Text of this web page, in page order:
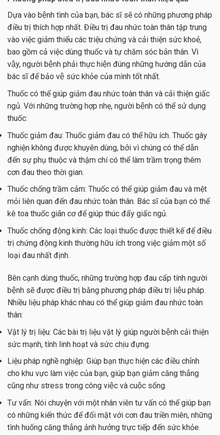
Dựa vào bệnh tình của bạn, bác sĩ sẽ có những phương pháp
điều trị thích hợp nhất. Điều trị đau nhức toàn thân tập trung
vào việc giảm thiểu các triệu chứng và cải thiện sức khoẻ,
bao gồm cả việc dùng thuốc và tự chăm sóc bản thân. Vì
vậy, người bệnh phải thực hiện đúng những hướng dẫn của
bác sĩ để bảo vệ sức khỏe của mình tốt nhất.
Thuốc có thể giúp giảm đau nhức toàn thân và cải thiện giấc
ngủ. Với những trường hợp nhẹ, người bệnh có thể sử dụng
thuốc:
Thuốc giảm đau: Thuốc giảm đau có thể hữu ích. Thuốc gây
nghiện không được khuyên dùng, bởi vì chúng có thể dẫn
đến sự phụ thuộc và thậm chí có thể làm trầm trọng thêm
cơn đau theo thời gian.
Thuốc chống trầm cảm: Thuốc có thể giúp giảm đau và mệt
mỏi liên quan đến đau nhức toàn thân. Bác sĩ của bạn có thể
kê toa thuốc giãn cơ để giúp thúc đẩy giấc ngủ.
Thuốc chống động kinh: Các loại thuốc được thiết kế để điều
trị chứng động kinh thường hữu ích trong việc giảm một số
loại đau nhất định.
Bên cạnh dùng thuốc, những trường hợp đau cấp tính người
bệnh sẽ được điều trị bằng phương pháp điều trị liệu pháp.
Nhiều liệu pháp khác nhau có thể giúp giảm đau nhức toàn
thân:
Vật lý trị liệu: Các bài trị liệu vật lý giúp người bệnh cải thiện
sức mạnh, tính linh hoạt và sức chịu đựng.
Liệu pháp nghề nghiệp: Giúp bạn thực hiện các điều chỉnh
cho khu vực làm việc của bạn, giúp bạn giảm căng thẳng
cũng như stress trong công việc và cuộc sống.
Tư vấn: Nói chuyện với một nhân viên tư vấn có thể giúp bạn
có những kiến thức để đối mặt với cơn đau triền miên, những
tình huống căng thẳng ảnh hưởng trực tiếp đến sức khỏe.